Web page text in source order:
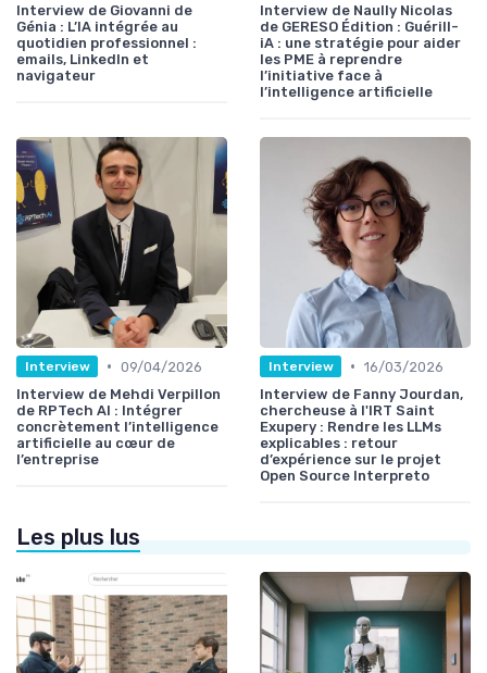
Interview de Giovanni de
Génia : L’IA intégrée au
quotidien professionnel :
emails, LinkedIn et
navigateur
Interview de Naully Nicolas
de GERESO Édition : Guérill-
iA : une stratégie pour aider
les PME à reprendre
l’initiative face à
l’intelligence artificielle
Interview • 09/04/2026
Interview de Mehdi Verpillon
de RPTech AI : Intégrer
concrètement l’intelligence
artificielle au cœur de
l’entreprise
Interview • 16/03/2026
Interview de Fanny Jourdan,
chercheuse à l'IRT Saint
Exupery : Rendre les LLMs
explicables : retour
d’expérience sur le projet
Open Source Interpreto
Les plus lus